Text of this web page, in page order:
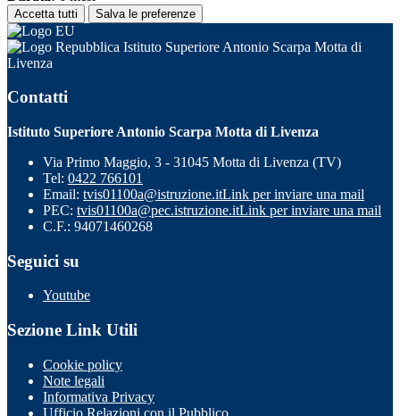
Accetta tutti Salva le preferenze
Istituto Superiore Antonio Scarpa Motta di
Livenza
Contatti
Istituto Superiore Antonio Scarpa Motta di Livenza
Via Primo Maggio, 3 - 31045 Motta di Livenza (TV)
Tel: 0422 766101
Email: tvis01100a@istruzione.itLink per inviare una mail
PEC: tvis01100a@pec.istruzione.itLink per inviare una mail
C.F.: 94071460268
Seguici su
Youtube
Sezione Link Utili
Cookie policy
Note legali
Informativa Privacy
Ufficio Relazioni con il Pubblico